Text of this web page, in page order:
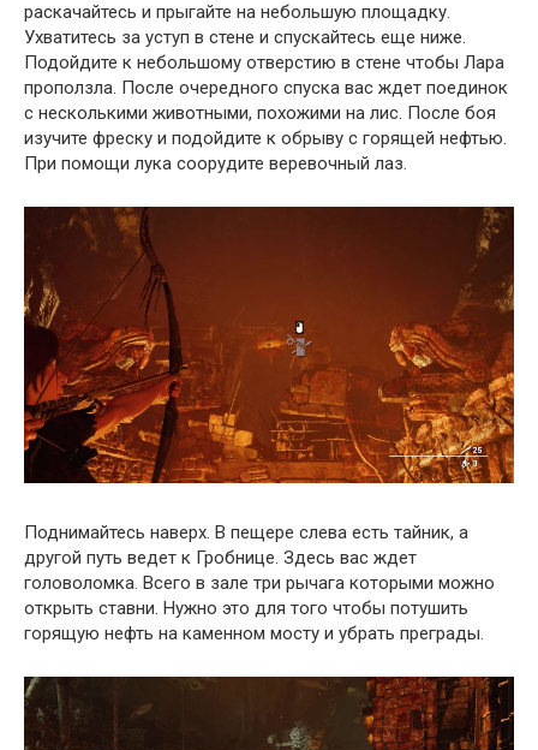
раскачайтесь и прыгайте на небольшую площадку.
Ухватитесь за уступ в стене и спускайтесь еще ниже.
Подойдите к небольшому отверстию в стене чтобы Лара
проползла. После очередного спуска вас ждет поединок
с несколькими животными, похожими на лис. После боя
изучите фреску и подойдите к обрыву с горящей нефтью.
При помощи лука соорудите веревочный лаз.
Поднимайтесь наверх. В пещере слева есть тайник, а
другой путь ведет к Гробнице. Здесь вас ждет
головоломка. Всего в зале три рычага которыми можно
открыть ставни. Нужно это для того чтобы потушить
горящую нефть на каменном мосту и убрать преграды.